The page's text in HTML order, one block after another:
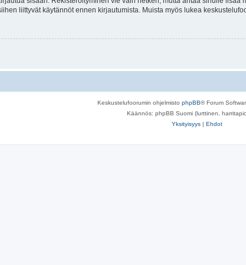
liittyvät käytännöt ennen kirjautumista. Muista myös lukea
Keskustelufoorumin ohjelmisto phpBB® Forum
Käännös: phpBB Suomi (lurttinen,
Yksityisyys | Ehdot